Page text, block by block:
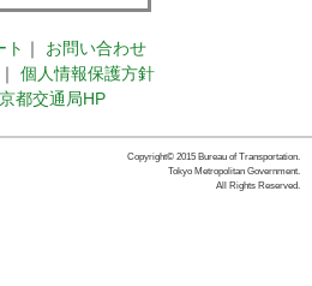
ト ｜
お問い合わせ
｜
個人情報保護方針
都交通局HP
Copyright© 2015 Bureau of Transportation.
Tokyo Metropolitan Government.
All Rights Reserved.